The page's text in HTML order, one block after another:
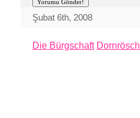
Şubat 6th, 2008
Die Bürgschaft